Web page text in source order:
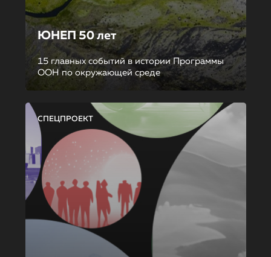
ЮНЕП 50 лет
15 главных событий в истории Программы
ООН по окружающей среде
СПЕЦПРОЕКТ